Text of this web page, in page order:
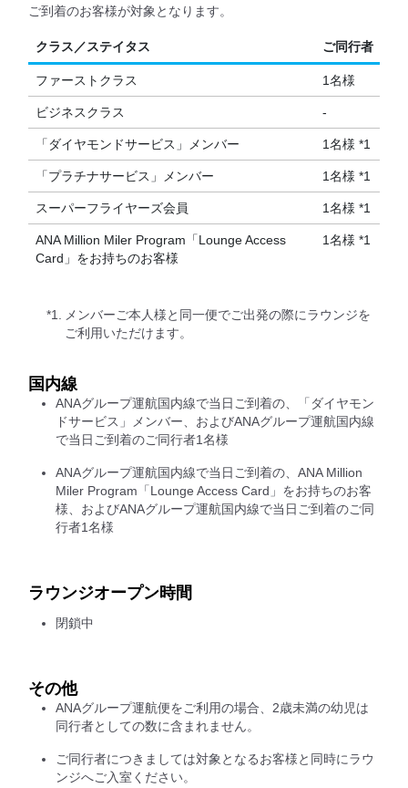
ご到着のお客様が対象となります。
クラス／ステイタス ご同行者
ファーストクラス 1名様
ビジネスクラス -
「ダイヤモンドサービス」メンバー 1名様 *1
「プラチナサービス」メンバー 1名様 *1
スーパーフライヤーズ会員 1名様 *1
ANA Million Miler Program「Lounge Access
Card」をお持ちのお客様
1名様 *1
*1.
メンバーご本人様と同一便でご出発の際にラウンジを
ご利用いただけます。
国内線
ANAグループ運航国内線で当日ご到着の、「ダイヤモン
ドサービス」メンバー、およびANAグループ運航国内線
で当日ご到着のご同行者1名様
ANAグループ運航国内線で当日ご到着の、ANA Million
Miler Program「Lounge Access Card」をお持ちのお客
様、およびANAグループ運航国内線で当日ご到着のご同
行者1名様
ラウンジオープン時間
閉鎖中
その他
ANAグループ運航便をご利用の場合、2歳未満の幼児は
同行者としての数に含まれません。
ご同行者につきましては対象となるお客様と同時にラウ
ンジへご入室ください。